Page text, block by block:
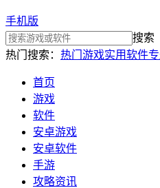
手机版
搜索
热门搜索： 热门游戏实用软件
首页
游戏
软件
安卓游戏
安卓软件
手游
攻略资讯